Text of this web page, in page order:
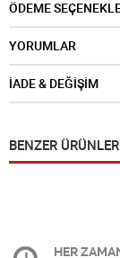
ÖDEME
YORUMLAR
İADE & DEĞİŞİM
BENZER ÜRÜNLER
HER